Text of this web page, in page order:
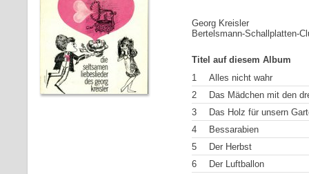
Georg Kreisler
Bertelsmann-Schallplatten-
Titel auf diesem Album
1
Alles nicht wahr
2
Das Mädchen mit den
3
Das Holz für unsern
4
Bessarabien
5
Der Herbst
6
Der Luftballon